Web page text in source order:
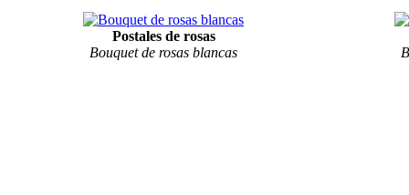
Postales de rosas
Bouquet de rosas blancas